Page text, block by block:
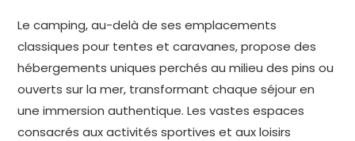
Le camping, au-delà de ses emplacements
classiques pour tentes et caravanes, propose des
hébergements uniques perchés au milieu des pins ou
ouverts sur la mer, transformant chaque séjour en
une immersion authentique. Les vastes espaces
consacrés aux activités sportives et aux loisirs